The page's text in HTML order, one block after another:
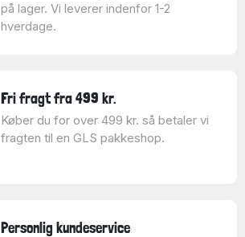
på lager. Vi leverer indenfor 1-2
hverdage.
Fri fragt fra 499 kr.
Køber du for over 499 kr. så betaler vi
fragten til en GLS pakkeshop.
Personlig kundeservice